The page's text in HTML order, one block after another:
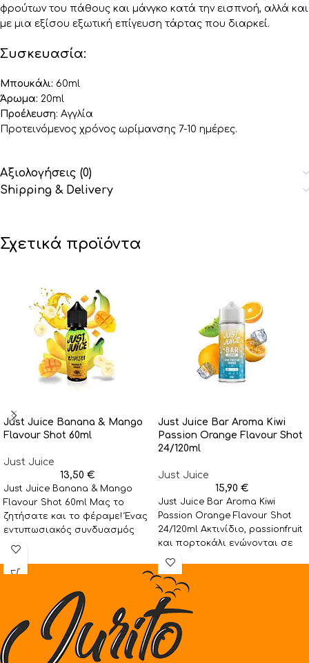
φρούτων του πάθους και μάνγκο κατά την εισπνοή, αλλά και
με μια εξίσου εξωτική επίγευση τάρτας που διαρκεί.
Συσκευασία:
Μπουκάλι: 60ml
Άρωμα: 20ml
Προέλευση: Αγγλία
Προτεινόμενος χρόνος ωρίμανσης 7-10 ημέρες.
Αξιολογήσεις (0)
Shipping & Delivery
Σχετικά προϊόντα
Just Juice Banana & Mango
Flavour Shot 60ml
Just Juice
13,50 €
Just Juice Banana & Mango
Flavour Shot 60ml Μας το
ζητήσατε και το φέραμε! Ένας
εντυπωσιακός συνδυασμός
φυσικών γεύσεων μπανάνας
Just Juice Bar Aroma Kiwi
Passion Orange Flavour Shot
24/120ml
Just Juice
15,90 €
Just Juice Bar Aroma Kiwi
Passion Orange Flavour Shot
24/120ml Ακτινίδιο, passionfruit
και πορτοκάλι ενώνονται σε
έναν εξωτικό συνδυασμό